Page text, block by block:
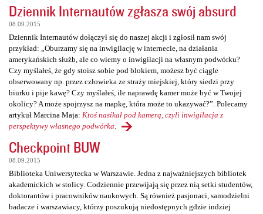
Dziennik Internautów zgłasza swój absurd
08.09.2015
Dziennik Internautów dołączył się do naszej akcji i zgłosił nam swój
przykład: „Oburzamy się na inwigilację w internecie, na działania
amerykańskich służb, ale co wiemy o inwigilacji na własnym podwórku?
Czy myślałeś, że gdy stoisz sobie pod blokiem, możesz być ciągle
obserwowany np. przez człowieka ze straży miejskiej, który siedzi przy
biurku i pije kawę? Czy myślałeś, ile naprawdę kamer może być w Twojej
okolicy? A może spojrzysz na mapkę, która może to ukazywać?”. Polecamy
artykuł Marcina Maja: Ktoś nasikał pod kamerą, czyli inwigilacja z
perspektywy własnego podwórka
Checkpoint BUW
08.09.2015
Biblioteka Uniwersytecka w Warszawie. Jedna z najważniejszych bibliotek
akademickich w stolicy. Codziennie przewijają się przez nią setki studentów,
doktorantów i pracowników naukowych. Są również pasjonaci, samodzielni
badacze i warszawiacy, którzy poszukują niedostępnych gdzie indziej